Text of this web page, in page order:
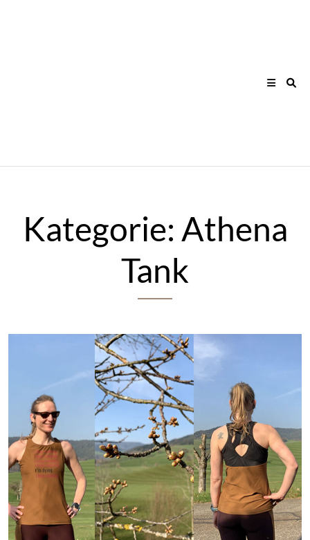
Kategorie: Athena
Tank